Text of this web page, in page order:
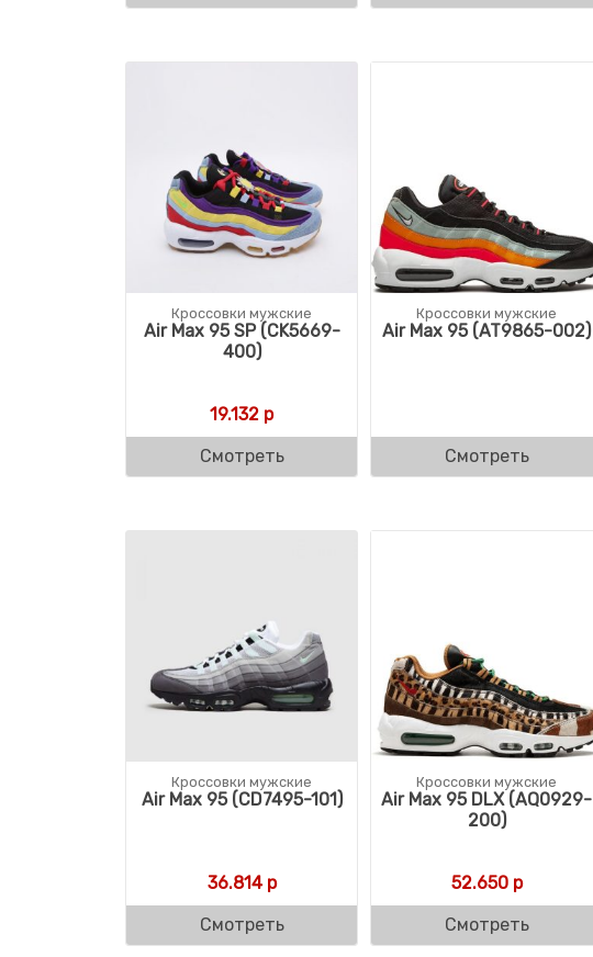
Кроссовки мужские
Air Max 95 SP (CK5669-
400)
19.132 р
Смотреть
Кроссовки мужские
Air Max 95 (AT9865-002)
Смотреть
Кроссовки мужские
Air Max 95 (CD7495-101)
36.814р
Смотреть
Кроссовки мужские
Air Max 95 DLX (AQ0929-
200)
52.650р
Смотреть